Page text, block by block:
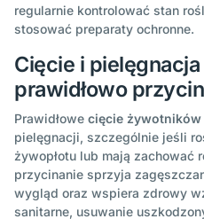
regularnie kontrolować stan
stosować preparaty ochronne.
Cięcie i
prawidłowo
Prawidłowe cięcie żywotników
pielęgnacji, szczególnie jeśli
żywopłotu lub mają zachować
przycinanie sprzyja
wygląd oraz wspiera zdrowy
sanitarne, usuwanie